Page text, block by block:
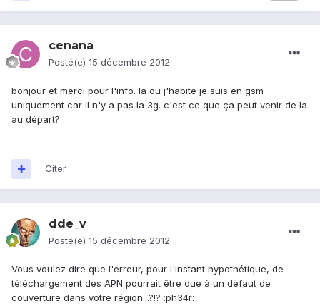
cenana
Posté(e) 15 décembre 2012
bonjour et merci pour l'info. la ou j'habite je suis en gsm
uniquement car il n'y a pas la 3g. c'est ce que ça peut venir de la
au départ?
Citer
dde_v
Posté(e) 15 décembre 2012
Vous voulez dire que l'erreur, pour l'instant hypothétique, de
téléchargement des APN pourrait être due à un défaut de
couverture dans votre région...?!? :ph34r: